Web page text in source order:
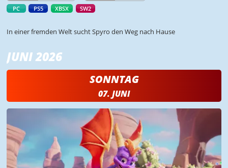
PC PS5 XBSX SW2
In einer fremden Welt sucht Spyro den Weg nach Hause
JUNI 2026
SONNTAG
07. JUNI